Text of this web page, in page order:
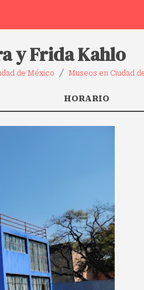
y Frida Kahlo
de México Museos en Ciudad
HORARIO